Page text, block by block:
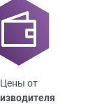
Цены от